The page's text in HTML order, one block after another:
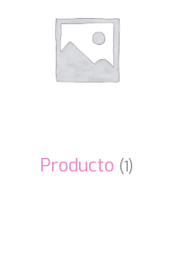
Producto (1)